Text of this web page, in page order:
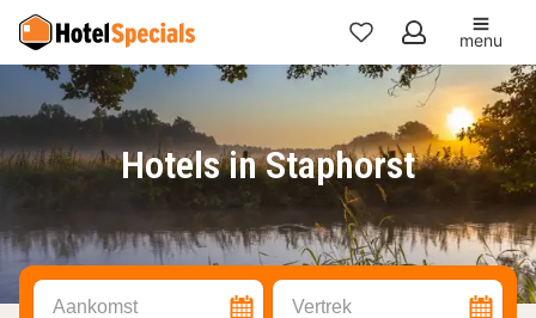
Mijn
favorieten
menu
Hotels in Staphorst
Aankomst Vertrek